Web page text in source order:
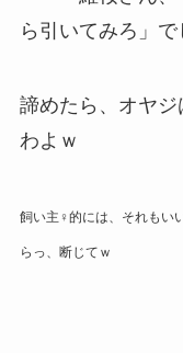
ら引いてみろ」で
諦めたら、オヤ
わよｗ
飼い主♀的には、それもい
らっ、断じてｗ